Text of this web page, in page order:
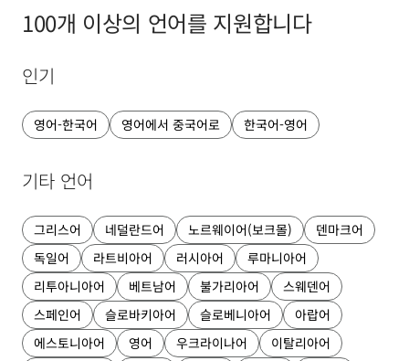
100개 이상의 언어를 지원합니다
인기
영어-한국어 영어에서 중국어로 한국어-영어
기타 언어
그리스어 네덜란드어 노르웨이어(보크몰)
덴마크어
독일어
라트비아어 러시아어
루마니아어
리투아니아어
베트남어 불가리아어
스웨덴어
스페인어
슬로바키아어 슬로베니아어
아랍어
에스토니아어
영어 우크라이나어
이탈리아어